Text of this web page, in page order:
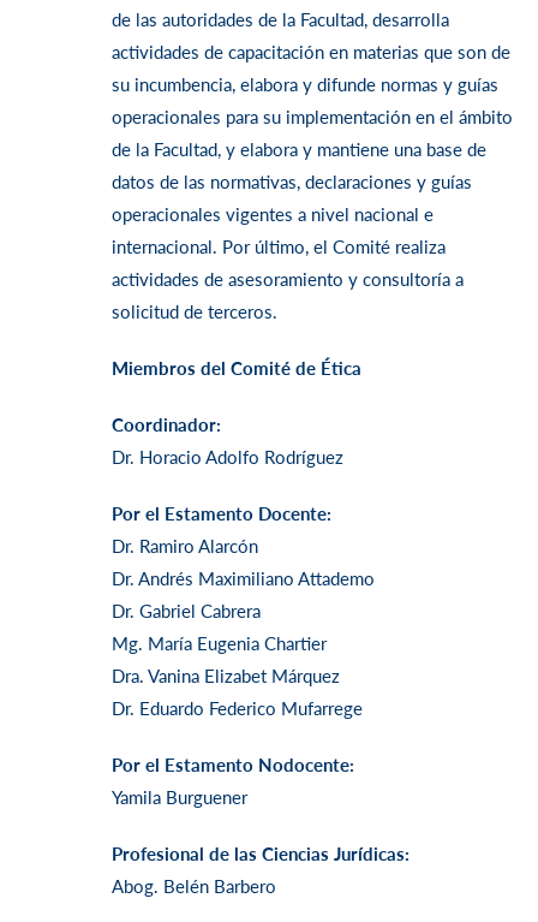
de las autoridades de la Facultad, desarrolla
actividades de capacitación en materias que son de
su incumbencia, elabora y difunde normas y guías
operacionales para su implementación en el ámbito
de la Facultad, y elabora y mantiene una base de
datos de las normativas, declaraciones y guías
operacionales vigentes a nivel nacional e
internacional. Por último, el Comité realiza
actividades de asesoramiento y consultoría a
solicitud de terceros.
Miembros del Comité de Ética
Coordinador:
Dr. Horacio Adolfo Rodríguez
Por el Estamento Docente:
Dr. Ramiro Alarcón
Dr. Andrés Maximiliano Attademo
Dr. Gabriel Cabrera
Mg. María Eugenia Chartier
Dra. Vanina Elizabet Márquez
Dr. Eduardo Federico Mufarrege
Por el Estamento Nodocente:
Yamila Burguener
Profesional de las Ciencias Jurídicas:
Abog. Belén Barbero